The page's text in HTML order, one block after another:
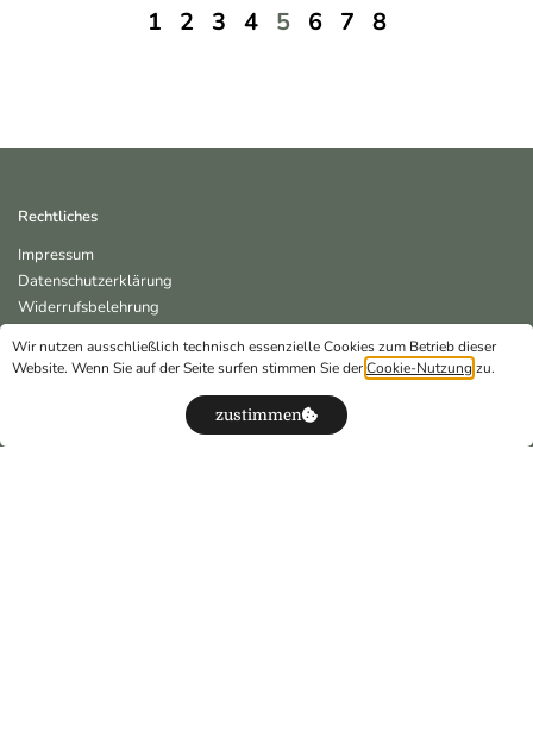
1 2 3 4 5 6 7 8
Rechtliches
Impressum
Datenschutzerklärung
Widerrufsbelehrung
Zahlungsarten
Vertrag widerrufen
Wir nutzen ausschließlich technisch essenzielle Cookies zum Betrieb dieser
Website. Wenn Sie auf der Seite surfen stimmen Sie derCookie-Nutzungzu.
zustimmen